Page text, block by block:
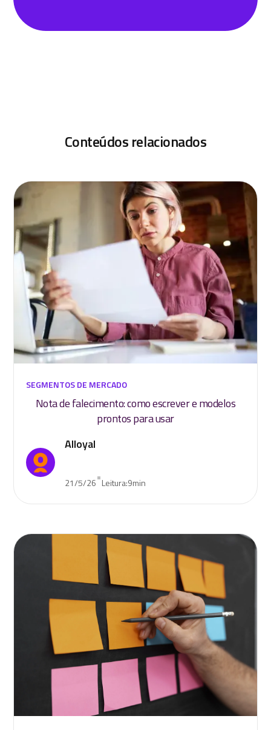
Conteúdos relacionados
SEGMENTOS DE MERCADO
Nota de falecimento: como escrever e modelos
prontos para usar
Alloyal
21/5/26•Leitura:9min